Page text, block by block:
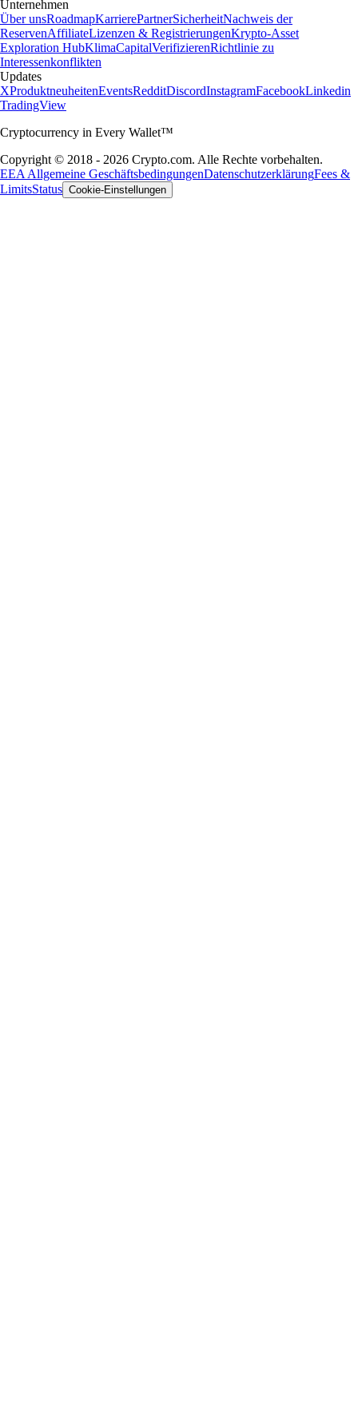
Unternehmen
Über unsRoadmapKarrierePartnerSicherheitNachweis der
ReservenAffiliateLizenzen & RegistrierungenKrypto-Asset
Exploration HubKlimaCapitalVerifizierenRichtlinie zu
Interessenkonflikten
Updates
XProduktneuheitenEventsRedditDiscordInstagramFacebookLinkedin
TradingView
Cryptocurrency in Every Wallet™
Copyright © 2018 - 2026 Crypto.com. Alle Rechte vorbehalten.
EEA Allgemeine GeschäftsbedingungenDatenschutzerklärungFees &
LimitsStatus Cookie-Einstellungen